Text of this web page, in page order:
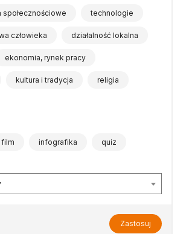
technologie
człowieka działalność lokalna
ekonomia, rynek pracy
kultura i tradycja religia
film infografika quiz
Zastosuj